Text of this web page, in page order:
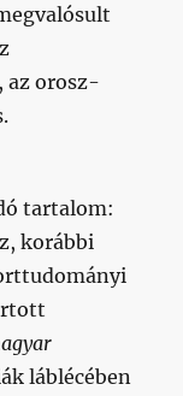
az orosz-
tartalom:
korábbi
láblécében